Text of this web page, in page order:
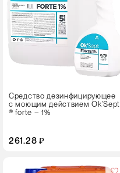
Средство дезинфицирующее
с моющим действием Ok’Sept
® forte – 1%
261.28 ₽
Тип
упаковки
Флакон с триггером